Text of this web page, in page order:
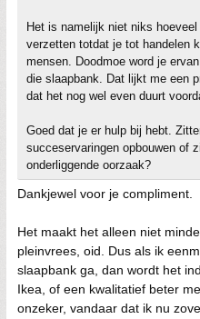
Het is namelijk niet niks
verzetten totdat je tot handelen
mensen. Doodmoe word je
die slaapbank. Dat lijkt me een
dat het nog wel even duurt
Goed dat je er hulp bij hebt.
succeservaringen opbouwen of
onderliggende oorzaak?
Dankjewel voor je compliment.
Het maakt het alleen niet
pleinvrees, oid. Dus als ik
slaapbank ga, dan wordt het
Ikea, of een kwalitatief beter
onzeker, vandaar dat ik nu